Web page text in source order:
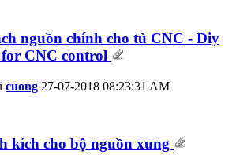
nguồn chính cho tủ CNC - Diy
CNC control
cuong 27-07-2018 08:23:31 AM
kích cho bộ nguồn xung